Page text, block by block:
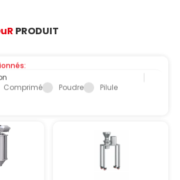
R PRODUIT
Comprimé Poudre
Pilule